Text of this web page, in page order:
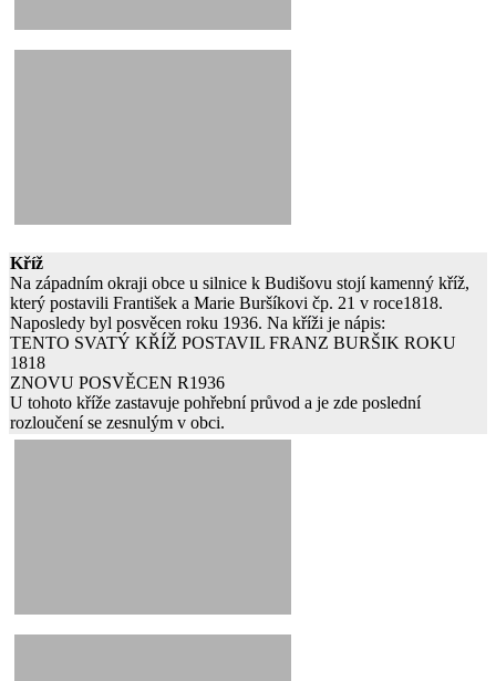
Kříž
Na západním okraji obce u silnice k Budišovu stojí kamenný kříž,
který postavili František a Marie Buršíkovi čp. 21 v roce1818.
Naposledy byl posvěcen roku 1936. Na kříži je nápis:
TENTO SVATÝ KŘÍŽ POSTAVIL FRANZ BURŠIK ROKU
1818
ZNOVU POSVĚCEN R1936
U tohoto kříže zastavuje pohřební průvod a je zde poslední
rozloučení se zesnulým v obci.